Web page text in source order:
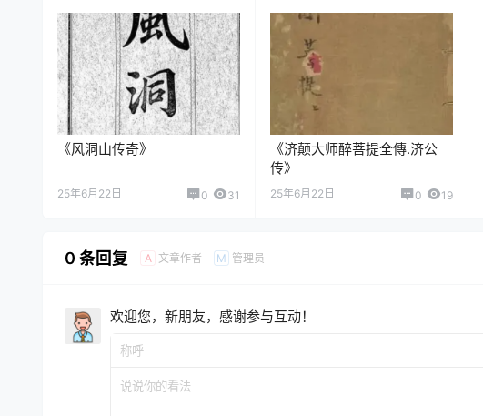
《风洞山传奇》
25年6月22日 0 31
《济颠大师醉菩提全傳.济公
传》
25年6月22日 0 19
0 条回复 A 文章作者 M 管理员
欢迎您，新朋友，感谢参与互动！